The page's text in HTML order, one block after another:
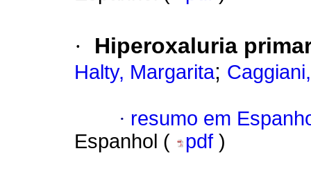
· Hiperoxaluria
Halty, Margarita;
· resumo em
Espanhol (
pdf )